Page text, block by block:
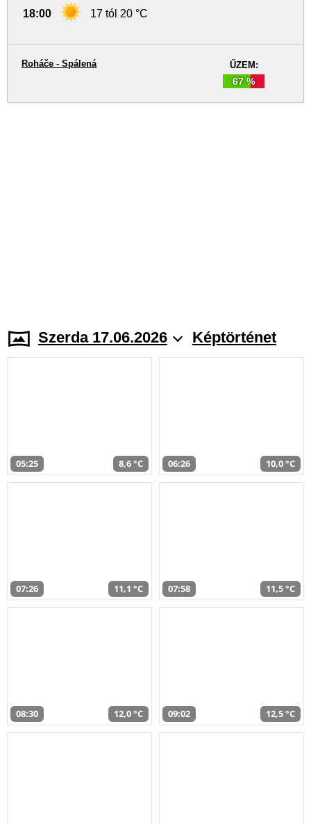
18:00 17 tól 20 °C
ŰZEM:
67 %
Roháče - Spálená
Szerda 17.06.2026 Képtörténet
05:25 8,6 °C 06:26 10,0 °C
07:26 11,1 °C 07:58 11,5 °C
08:30 12,0 °C 09:02 12,5 °C